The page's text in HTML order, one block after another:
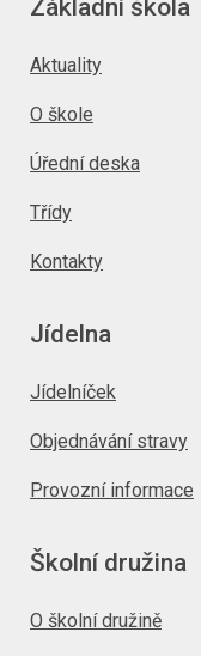
Základní škola
Aktuality
O škole
Úřední deska
Třídy
Kontakty
Jídelna
Jídelníček
Objednávání stravy
Provozní informace
Školní družina
O školní družině